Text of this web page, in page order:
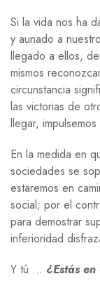
Si la vida nos ha
y aunado a
llegado a ellos,
mismos
circunstancia
las victorias de
llegar,
En la medida en
sociedades se
estaremos en
social; por el
para demostrar
inferioridad
Y tú … ¿Estás